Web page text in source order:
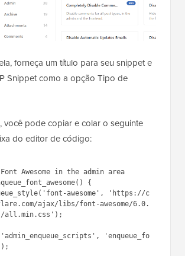
forneça um título para seu snippet e
Snippet como a opção Tipo de
você pode copiar e colar o seguinte
do editor de código:
Awesome in the admin area
{
ajax/libs/font-awesome/6.0.
all.min.css');
'enqueue_fo